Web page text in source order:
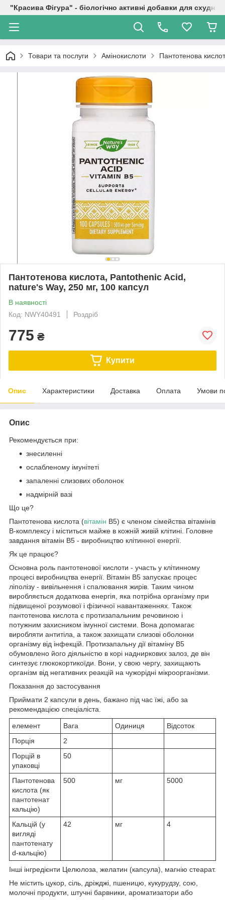
"Красива Фігура" - біологічно активні добавки для
Товари та послуги Амінокислоти Пантотенова
Пантотенова кислота, Pantothenic Acid,
nature's Way, 250 мг, 100 капсул
В наявності
Код: NWY40491
Роздріб
775 ₴
Купити
Опис Характеристики Доставка Оплата Умови
Опис
Рекомендується при:
знесиленні
ослабленому імунітеті
запаленні слизових оболонок
надмірній вазі
Що це?
Пантотенова кислота (вітамін B5) є членом сімейства вітамінів
B-комплексу і міститься майже в кожній живій клітині. Головне
завдання вітамін В5 - виробництво клітинної енергії.
Як це працює?
Основна роль пантотенової кислоти - участь у клітинному
процесі виробництва енергії. Вітамін В5 запускає процес
ліполізу - вивільнення і спалювання жирів. Таким чином
виробляється додаткова енергія, яка потрібна організму при
підвищеної розумової і фізичної навантаженнях. Також
пантотенова кислота є протизапальним речовиною і
потужним захисником імунної системи. Вона допомагає
виробляти антитіла, а також захищати слизові оболонки
організму від інфекцій. Протизапальну дії вітаміну В5
обумовлено його діяльністю в корі надниркових залоз, де він
синтезує глюкокортикоїди. Вони, у свою чергу, захищають
організм від негативних реакцій на чужорідні мікроорганізми.
Показання до застосування
Приймати 2 капсули в день, бажано під час їжі, або за
рекомендацією спеціаліста.
елемент Вага Одиниця
Відсоток
Порція
2
Порцій в
упаковці
50
Пантотенова
кислота (як
пантотенат
кальцію)
500 мг 5000
Кальцій (у
вигляді
пантотенату
d-кальцію)
42 мг 4
Інші інгредієнти Целюлоза, желатин (капсула), магнію стеарат.
Не містить цукор, сіль, дріжджі, пшеницю, кукурудзу, сою,
молочні продукти, штучні барвники, ароматизатори або